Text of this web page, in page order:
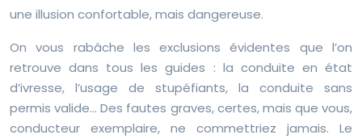
une illusion confortable, mais dangereuse.
On vous rabâche les exclusions évidentes que l’on
retrouve dans tous les guides : la conduite en état
d’ivresse, l’usage de stupéfiants, la conduite sans
permis valide… Des fautes graves, certes, mais que vous,
conducteur exemplaire, ne commettriez jamais. Le